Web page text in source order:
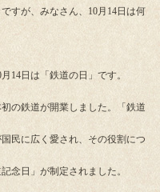
すが、みなさん、10月14日は何
14日は「鉄道の日」です。
の鉄道が開業しました。「鉄道
民に広く愛され、その役割につ
念日」が制定されました。